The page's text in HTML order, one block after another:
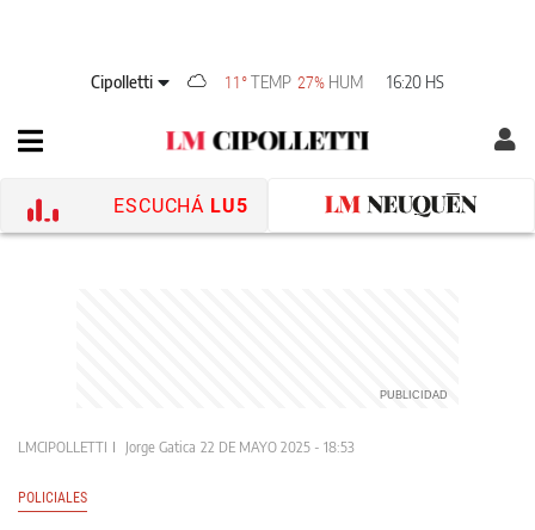
Cipolletti 11°TEMP 27% HUM 16:20 HS
ESCUCHÁ LU5
LMCIPOLLETTI Jorge Gatica 22 DE MAYO 2025 - 18:53
POLICIALES